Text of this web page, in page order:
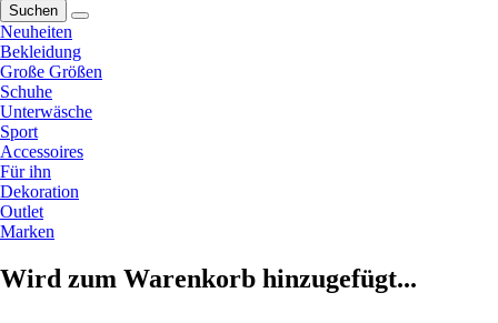
Suchen
Neuheiten
Bekleidung
Große Größen
Schuhe
Unterwäsche
Sport
Accessoires
Für ihn
Dekoration
Outlet
Marken
Wird zum Warenkorb hinzugefügt...